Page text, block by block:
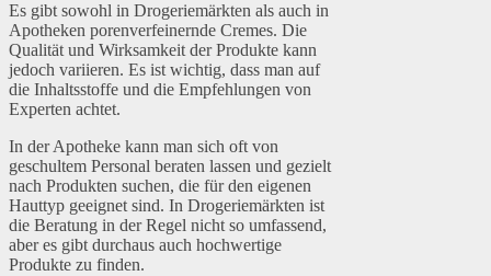
Es gibt sowohl in Drogeriemärkten als auch in
Apotheken porenverfeinernde Cremes. Die
Qualität und Wirksamkeit der Produkte kann
jedoch variieren. Es ist wichtig, dass man auf
die Inhaltsstoffe und die Empfehlungen von
Experten achtet.
In der Apotheke kann man sich oft von
geschultem Personal beraten lassen und gezielt
nach Produkten suchen, die für den eigenen
Hauttyp geeignet sind. In Drogeriemärkten ist
die Beratung in der Regel nicht so umfassend,
aber es gibt durchaus auch hochwertige
Produkte zu finden.